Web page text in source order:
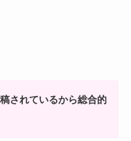
されているから総合的